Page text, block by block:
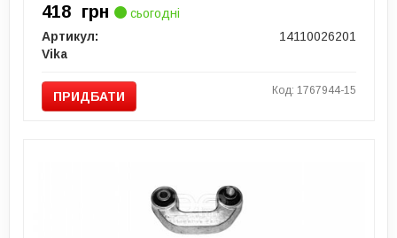
418 грн
сьогодні
Артикул:
14110026201
Vika
ПРИДБАТИ Код: 1767944-15